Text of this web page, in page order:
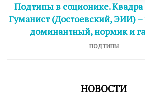
Подтипы в соционике. Квадра
Гуманист (Достоевский, ЭИИ)
доминантный, нормик и
ПОДТИПЫ
НОВОСТИ